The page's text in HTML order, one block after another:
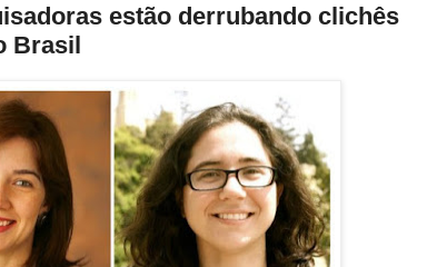
estão derrubando clichês
Brasil